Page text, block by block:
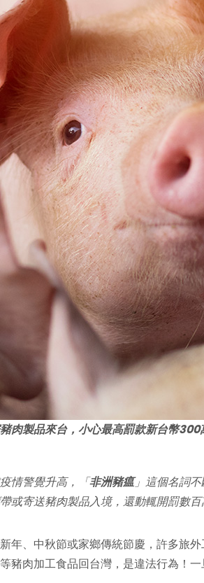
肉製品來台，小心最高罰款新台幣
情警覺升高，「非洲豬瘟」這個名詞
或寄送豬肉製品入境，還動輒開罰數百
年、中秋節或家鄉傳統節慶，許多旅
豬肉加工食品回台灣，是違法行為！